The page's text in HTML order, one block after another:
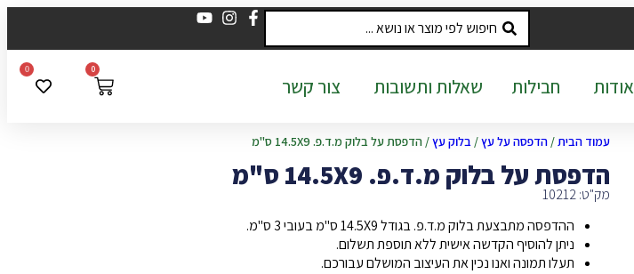
אודות חבילות שאלות ותשובות צור קשר
0
0
עמוד הבית/הדפסה על עץ/בלוק עץ/ הדפסת על בלוק מ.ד.פ. 14.5X9 ס"מ
הדפסת על בלוק מ.ד.פ. 14.5X9 ס"מ
מק"ט: 10212
ההדפסה מתבצעת בלוק מ.ד.פ. בגודל 14.5X9 ס"מ בעובי 3 ס"מ.
ניתן להוסיף הקדשה אישית ללא תוספת תשלום.
תעלו תמונה ואנו נכין את העיצוב המושלם עבורכם.